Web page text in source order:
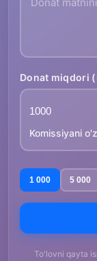
Donat miqdori
Komissiyani
1 000 5 000
To'lovni qayta